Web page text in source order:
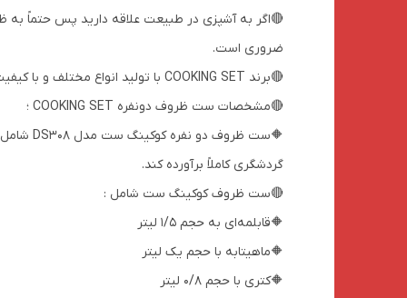
🔴اگر به آشپزی در طبیعت علاقه دارید پس حتماً
ضروری است.
🔴برند COOKING SET با تولید انواع مختلف و با کیفیت این ظروف همراه با استاندارد های بین المللی و کیفیت و بهداشت ، این انتخاب را برای شما راحت کرده است
🔴مشخصات ست ظروف دونفره COOKING SET ؛
گردشگری کاملاً برآورده کند.
🔴ست ظروف کوکینگ ست شامل :
🔶قابلمه‌ای به حجم 1/5 لیتر
🔶ماهیتابه با حجم یک لیتر
🔶کتری با حجم 0/8 لیتر